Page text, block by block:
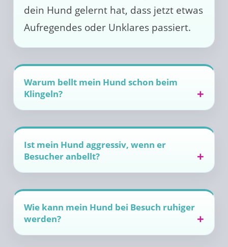
dein Hund gelernt hat, dass jetzt etwas
Aufregendes oder Unklares passiert.
Warum bellt mein Hund schon beim
Klingeln?
Ist mein Hund aggressiv, wenn er
Besucher anbellt?
Wie kann mein Hund bei Besuch ruhiger
werden?